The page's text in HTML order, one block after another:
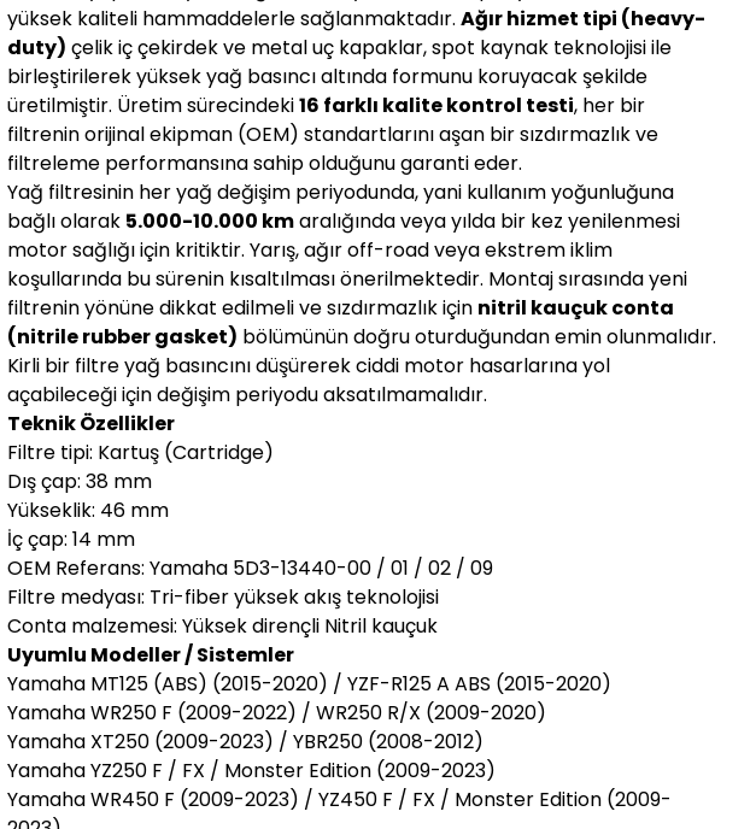
yüksek kaliteli hammaddelerle sağlanmaktadır.Ağır hizmet tipi (heavy-
duty) çelik iç çekirdek ve metal uç kapaklar, spot kaynak teknolojisi ile
birleştirilerek yüksek yağ basıncı altında formunu koruyacak şekilde
üretilmiştir. Üretim sürecindeki16 farklı kalite kontrol testi, her bir
filtrenin orijinal ekipman (OEM) standartlarını aşan bir sızdırmazlık ve
filtreleme performansına sahip olduğunu garanti eder.
Yağ filtresinin her yağ değişim periyodunda, yani kullanım yoğunluğuna
bağlı olarak 5.000-10.000 kmaralığında veya yılda bir kez yenilenmesi
motor sağlığı için kritiktir. Yarış, ağır off-road veya ekstrem iklim
koşullarında bu sürenin kısaltılması önerilmektedir. Montaj sırasında yeni
filtrenin yönüne dikkat edilmeli ve sızdırmazlık için nitril kauçuk conta
(nitrile rubber gasket) bölümünün doğru oturduğundan emin olunmalıdır.
Kirli bir filtre yağ basıncını düşürerek ciddi motor hasarlarına yol
açabileceği için değişim periyodu aksatılmamalıdır.
Teknik Özellikler
Filtre tipi: Kartuş (Cartridge)
Dış çap: 38 mm
Yükseklik: 46 mm
İç çap: 14 mm
OEM Referans: Yamaha 5D3-13440-00 / 01 / 02 / 09
Filtre medyası: Tri-fiber yüksek akış teknolojisi
Conta malzemesi: Yüksek dirençli Nitril kauçuk
Uyumlu Modeller / Sistemler
Yamaha MT125 (ABS) (2015-2020) / YZF-R125 A ABS (2015-2020)
Yamaha WR250 F (2009-2022) / WR250 R/X (2009-2020)
Yamaha XT250 (2009-2023) / YBR250 (2008-2012)
Yamaha YZ250 F / FX / Monster Edition (2009-2023)
Yamaha WR450 F (2009-2023) / YZ450 F / FX / Monster Edition (2009-